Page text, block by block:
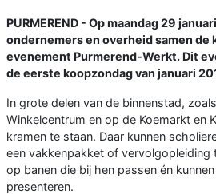
PURMEREND - Op maandag 29
ondernemers en overheid samen
evenement Purmerend-Werkt. Dit
de eerste koopzondag van januari
In grote delen van de binnenstad,
Winkelcentrum en op de Koemarkt en
kramen te staan. Daar kunnen
een vakkenpakket of vervolgopleiding
op banen die bij hen passen én
presenteren.